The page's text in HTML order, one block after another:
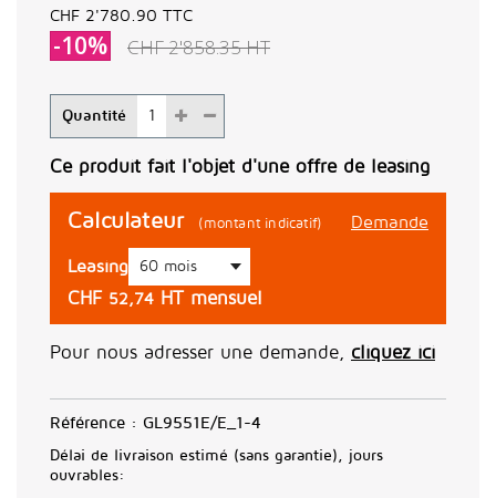
Quantité
CHF 2'780.90 TTC
-10% CHF 2'858.35HT
Ce produit fait l'objet d'une offre de leasing
Calculateur (montant indicatif) Demande
Leasing
CHF 52,74 HT mensuel
Pour nous adresser une demande, cliquez ici
Référence : GL9551E/E_1-4
Délai de livraison estimé (sans garantie), jours
ouvrables: